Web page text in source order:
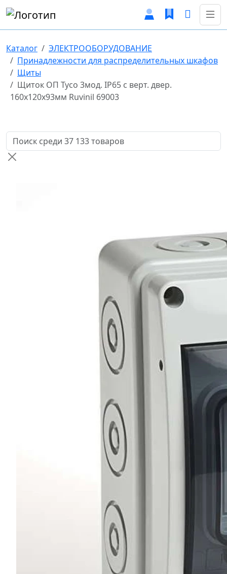
Каталог
ЭЛЕКТРООБОРУДОВАНИЕ
Принадлежности для распределительных шкафов
Щиты
Щиток ОП Тусо 3мод. IP65 с верт. двер.
160х120х93мм Ruvinil 69003
Поиск товаров по названию или артикулу